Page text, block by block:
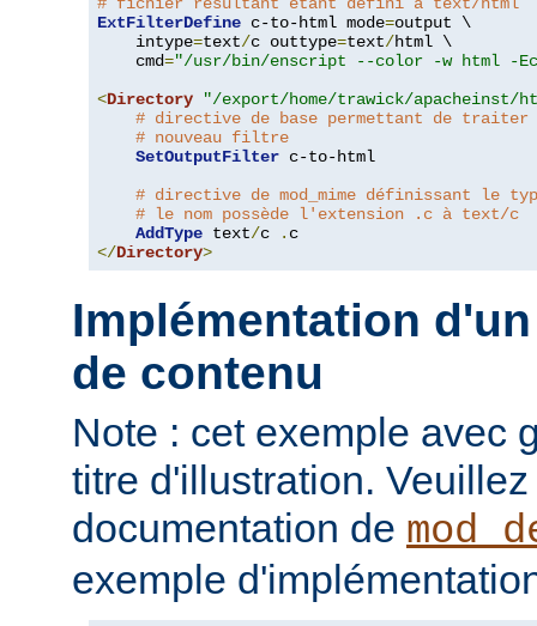
ExtFilterDefine c-to-html mode=output \
    intype
=text/c outtype=text/html \
    cmd
="/usr/bin/enscript --color -w html -
<Directory
"/export/home/trawick/apacheinst/
# directive de base permettant de
# nouveau filtre
SetOutputFilter c-to-html
# directive de mod_mime définissant le
# le nom possède l'extension .c à text/c
AddType text/c .
</Directory>
Implémentation
de contenu
Note : cet exemple avec
titre d'illustration.
documentation de
exemple